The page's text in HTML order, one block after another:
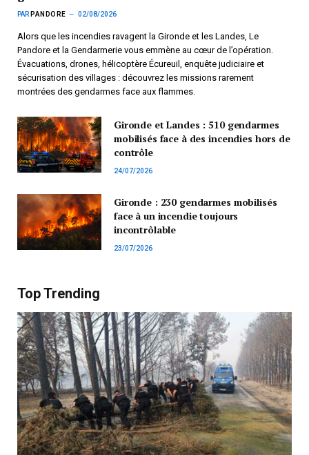
PAR PANDORE 02/08/2026
Alors que les incendies ravagent la Gironde et les Landes, Le
Pandore et la Gendarmerie vous emmène au cœur de l’opération.
Évacuations, drones, hélicoptère Écureuil, enquête judiciaire et
sécurisation des villages : découvrez les missions rarement
montrées des gendarmes face aux flammes.
Gironde et Landes : 510 gendarmes
mobilisés face à des incendies hors de
contrôle
24/07/2026
Gironde : 230 gendarmes mobilisés
face à un incendie toujours
incontrôlable
23/07/2026
Top Trending